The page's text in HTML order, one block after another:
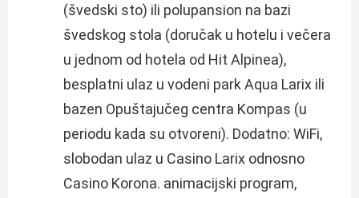
(švedski sto) ili polupansion na bazi
švedskog stola (doručak u hotelu i večera
u jednom od hotela od Hit Alpinea),
besplatni ulaz u vodeni park Aqua Larix ili
bazen Opuštajučeg centra Kompas (u
periodu kada su otvoreni). Dodatno: WiFi,
slobodan ulaz u Casino Larix odnosno
Casino Korona. animacijski program,